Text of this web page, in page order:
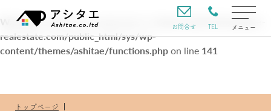
Warning: Undefined variable $url in
/home/xs231333/ashitae-
realestate.com/public_html/sys/wp-
content/themes/ashitae/functions.phpon line 141
お問合せ TEL メニュー
トップページ